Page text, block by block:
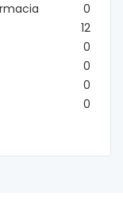
0
12
0
0
0
0